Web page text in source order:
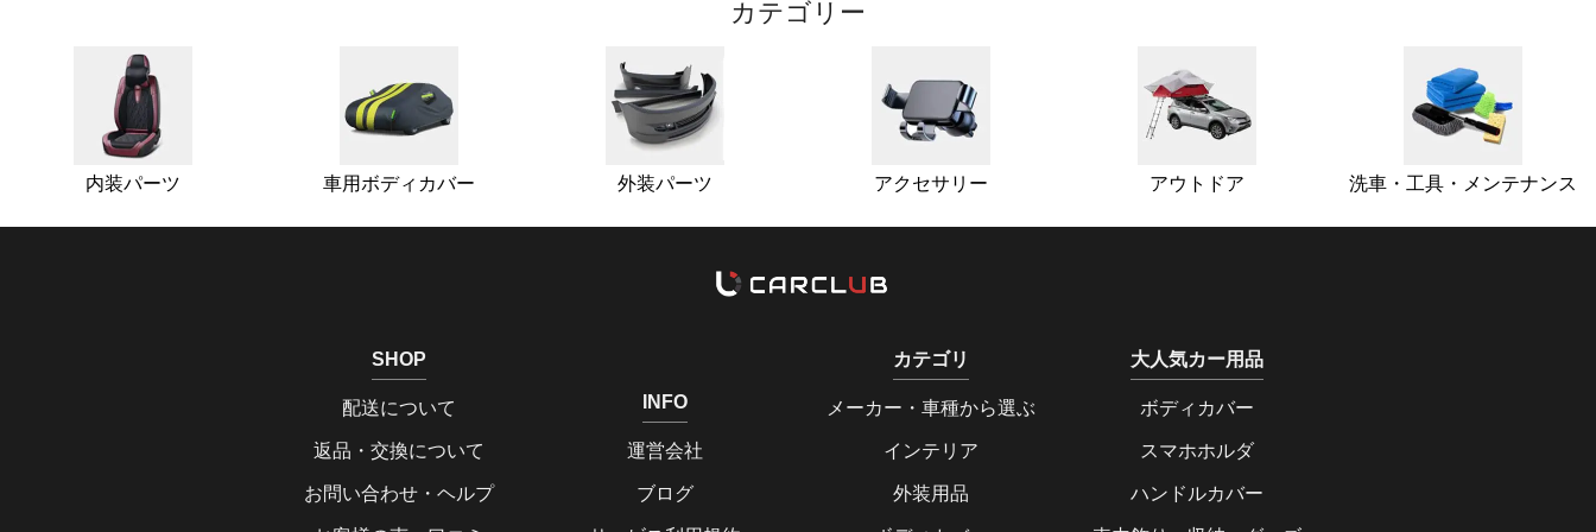
カテゴリー
内装パーツ 車用ボディカバー 外装パーツ アクセサリー アウトドア 洗車・工具・メンテナンス
SHOP
配送について
返品・交換について
お問い合わせ・ヘルプ
INFO
運営会社
ブログ
カテゴリ
メーカー・車種から選ぶ
インテリア
外装用品
大人気カー用品
ボディカバー
スマホホルダ
ハンドルカバー